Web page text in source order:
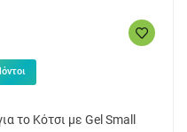
το Κότσι με Gel Small